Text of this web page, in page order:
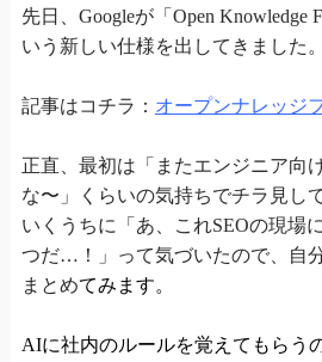
先日、Googleが「Open Knowledge
いう新しい仕様を出してきました。
記事はコチラ： オープンナレッジ
正直、最初は「またエンジニア向
な〜」くらいの気持ちでチラ見し
いくうちに「あ、これSEOの現場
つだ…！」って気づいたので、自
まとめてみます。
AIに社内のルールを覚えてもらう